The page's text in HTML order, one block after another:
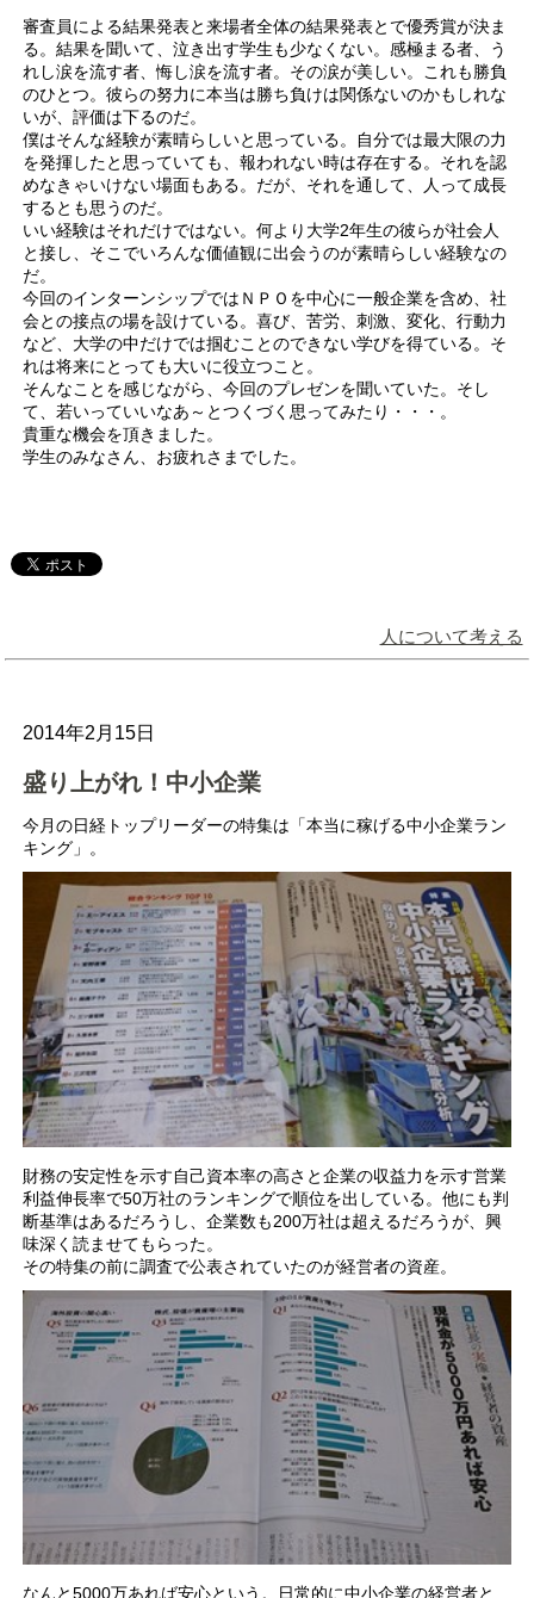
審査員による結果発表と来場者全体の結果発表とで優秀賞が決ま
る。結果を聞いて、泣き出す学生も少なくない。感極まる者、う
れし涙を流す者、悔し涙を流す者。その涙が美しい。これも勝負
のひとつ。彼らの努力に本当は勝ち負けは関係ないのかもしれな
いが、評価は下るのだ。
僕はそんな経験が素晴らしいと思っている。自分では最大限の力
を発揮したと思っていても、報われない時は存在する。それを認
めなきゃいけない場面もある。だが、それを通して、人って成長
するとも思うのだ。
いい経験はそれだけではない。何より大学2年生の彼らが社会人
と接し、そこでいろんな価値観に出会うのが素晴らしい経験なの
だ。
今回のインターンシップではＮＰＯを中心に一般企業を含め、社
会との接点の場を設けている。喜び、苦労、刺激、変化、行動力
など、大学の中だけでは掴むことのできない学びを得ている。そ
れは将来にとっても大いに役立つこと。
そんなことを感じながら、今回のプレゼンを聞いていた。そし
て、若いっていいなあ～とつくづく思ってみたり・・・。
貴重な機会を頂きました。
学生のみなさん、お疲れさまでした。
人について考える
2014年2月15日
盛り上がれ！中小企業
今月の日経トップリーダーの特集は「本当に稼げる中小企業ラン
キング」。
財務の安定性を示す自己資本率の高さと企業の収益力を示す営業
利益伸長率で50万社のランキングで順位を出している。他にも判
断基準はあるだろうし、企業数も200万社は超えるだろうが、興
味深く読ませてもらった。
その特集の前に調査で公表されていたのが経営者の資産。
なんと5000万あれば安心という。日常的に中小企業の経営者と